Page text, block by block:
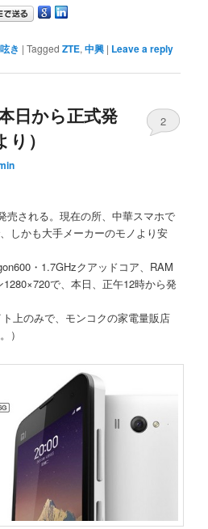
き |Tagged ZTE,中興 | Leave a reply
日から正式発
）
2
売される。現在の所、中華スマホで
しかも大手メーカーのモノより安
・1.7GHzクアッドコア、RAM
で、本日、正午12時から発
ト上のみで、モンコクの家電量販店
）